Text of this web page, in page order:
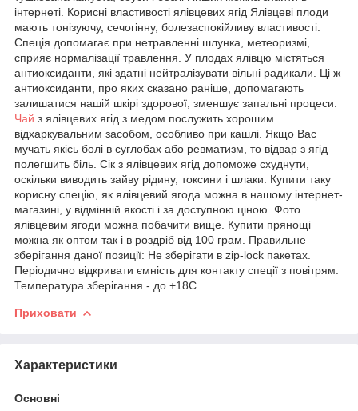
інтернеті. Корисні властивості ялівцевих ягід Ялівцеві плоди
мають тонізуючу, сечогінну, болезаспокійливу властивості.
Спеція допомагає при нетравленні шлунка, метеоризмі,
сприяє нормалізації травлення. У плодах ялівцю містяться
антиоксиданти, які здатні нейтралізувати вільні радикали. Ці ж
антиоксиданти, про яких сказано раніше, допомагають
залишатися нашій шкірі здорової, зменшує запальні процеси.
Чай з ялівцевих ягід з медом послужить хорошим
відхаркувальним засобом, особливо при кашлі. Якщо Вас
мучать якісь болі в суглобах або ревматизм, то відвар з ягід
полегшить біль. Сік з ялівцевих ягід допоможе схуднути,
оскільки виводить зайву рідину, токсини і шлаки. Купити таку
корисну спецію, як ялівцевий ягода можна в нашому інтернет-
магазині, у відмінній якості і за доступною ціною. Фото
ялівцевим ягоди можна побачити вище. Купити прянощі
можна як оптом так і в роздріб від 100 грам. Правильне
зберігання даної позиції: Не зберігати в zip-lock пакетах.
Періодично відкривати ємність для контакту спеції з повітрям.
Температура зберігання - до +18С.
Приховати
Характеристики
Основні